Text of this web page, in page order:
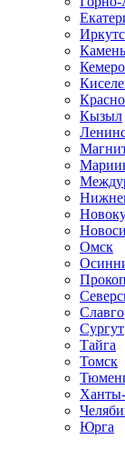
Кызыл
Омск
Сургут
Тайга
Томск
Юрга